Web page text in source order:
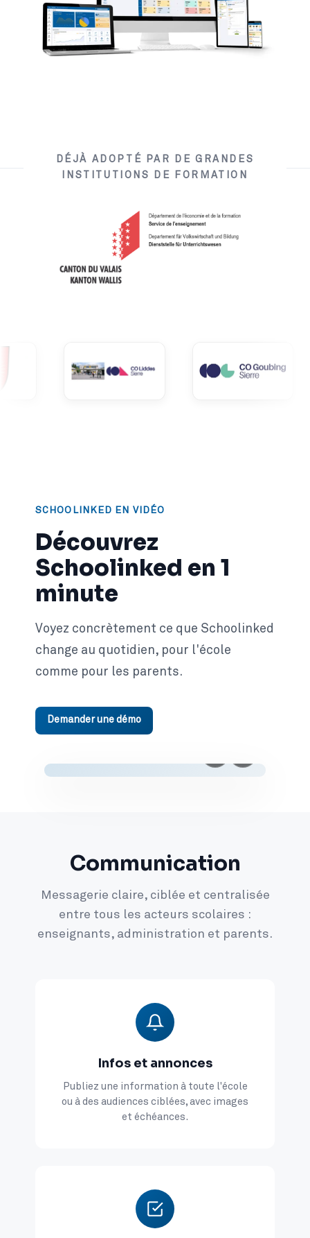
DÉJÀ ADOPTÉ PAR DE GRANDES
INSTITUTIONS DE FORMATION
SCHOOLINKED EN VIDÉO
Découvrez
Schoolinked en 1
minute
Voyez concrètement ce que Schoolinked
change au quotidien, pour l'école
comme pour les parents.
Demander une démo
Communication
Messagerie claire, ciblée et centralisée
entre tous les acteurs scolaires :
enseignants, administration et parents.
Infos et annonces
Publiez une information à toute l'école
ou à des audiences ciblées, avec images
et échéances.